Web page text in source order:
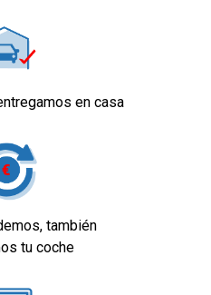
en casa
también
tu coche